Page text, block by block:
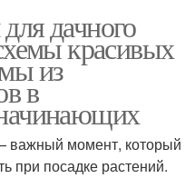
дачного
красивых
из
в
момент, который
при посадке растений.